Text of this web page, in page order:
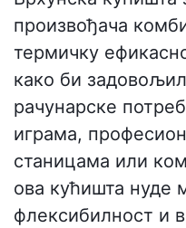
произвођача
термичку
како би
рачунарске
играма,
станицама или
ова кућишта нуде
флексибилност и